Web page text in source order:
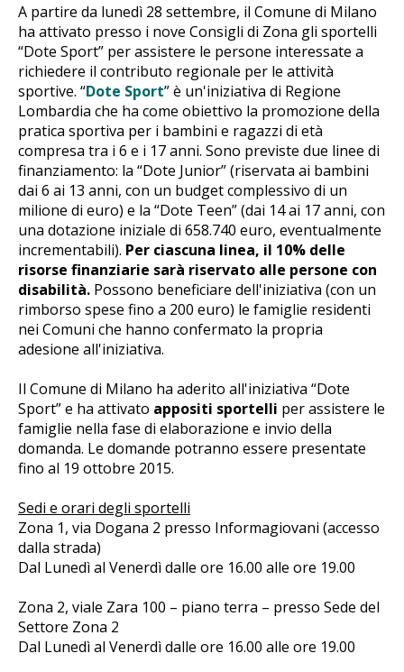
A partire da lunedì 28 settembre, il Comune di Milano
ha attivato presso i nove Consigli di Zona gli sportelli
“Dote Sport” per assistere le persone interessate a
richiedere il contributo regionale per le attività
sportive. “Dote Sport” è un'iniziativa di Regione
Lombardia che ha come obiettivo la promozione della
pratica sportiva per i bambini e ragazzi di età
compresa tra i 6 e i 17 anni. Sono previste due linee di
finanziamento: la “Dote Junior” (riservata ai bambini
dai 6 ai 13 anni, con un budget complessivo di un
milione di euro) e la “Dote Teen” (dai 14 ai 17 anni, con
una dotazione iniziale di 658.740 euro, eventualmente
incrementabili). Per ciascuna linea, il 10% delle
risorse finanziarie sarà riservato alle persone con
disabilità. Possono beneficiare dell'iniziativa (con un
rimborso spese fino a 200 euro) le famiglie residenti
nei Comuni che hanno confermato la propria
adesione all'iniziativa.
Il Comune di Milano ha aderito all'iniziativa “Dote
Sport” e ha attivato appositi sportelli per assistere le
famiglie nella fase di elaborazione e invio della
domanda. Le domande potranno essere presentate
fino al 19 ottobre 2015.
Sedi e orari degli sportelli
Zona 1, via Dogana 2 presso Informagiovani (accesso
dalla strada)
Dal Lunedì al Venerdì dalle ore 16.00 alle ore 19.00
Zona 2, viale Zara 100 – piano terra – presso Sede del
Settore Zona 2
Dal Lunedì al Venerdì dalle ore 16.00 alle ore 19.00